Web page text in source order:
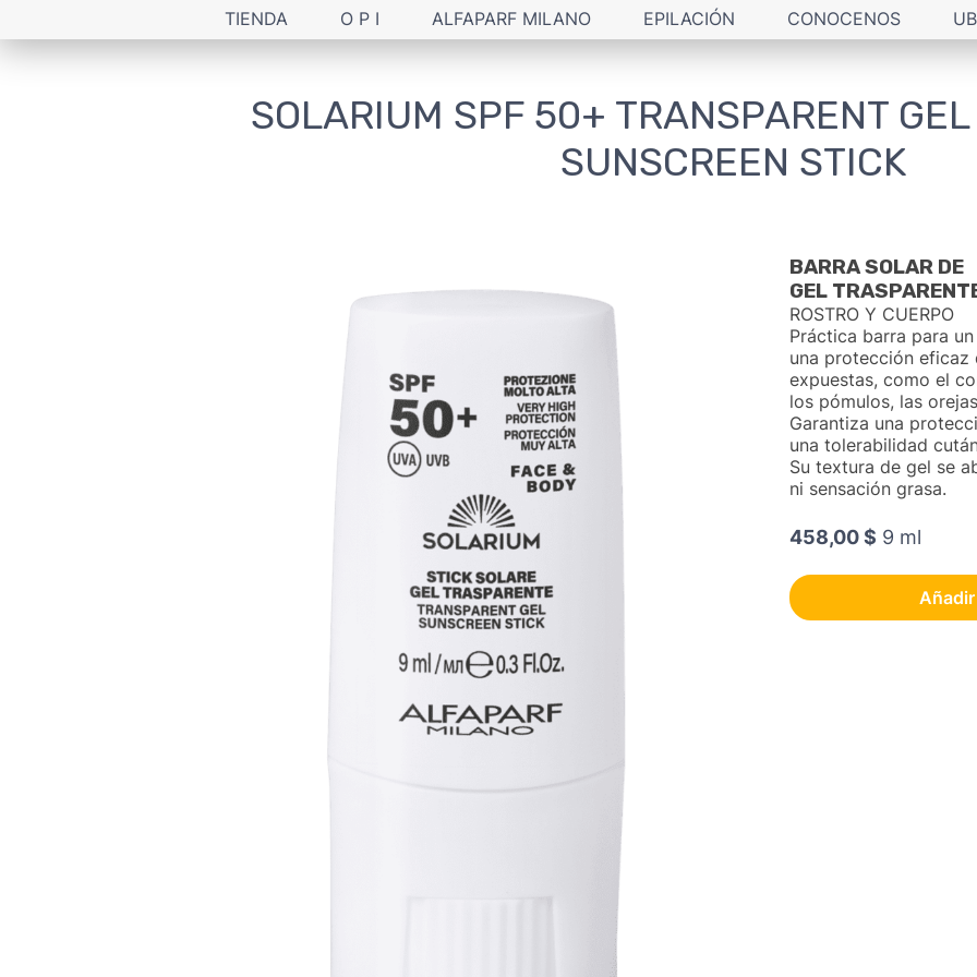
TIENDA O P I ALFAPARF MILANO EPILACIÓN CONOCENOS
SOLARIUM SPF 50+ TRANSPARENT GEL
SUNSCREEN STICK
BARRA SOLAR DE
GEL
ROSTRO Y CUERPO
Práctica barra para
una protección eficaz
expuestas, como el
los pómulos, las
Garantiza una
una tolerabilidad
Su textura de gel se
ni sensación grasa.
458,00 $ 9 ml